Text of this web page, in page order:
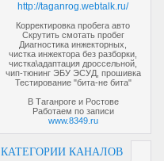
http://taganrog.webtalk.ru/
Корректировка пробега авто
Скрутить смотать пробег
Диагностика инжекторных,
чистка инжектора без разборки,
чистка\адаптация дроссельной,
чип-тюнинг ЭБУ ЭСУД, прошивка
Тестирование "бита-не бита"
В Таганроге и Ростове
Работаем по записи
www.8349.ru
КАТЕГОРИИ КАНАЛОВ